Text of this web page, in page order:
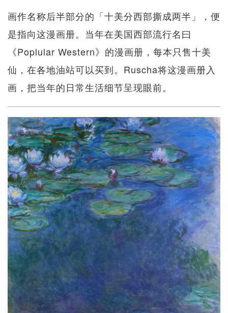
画作名称后半部分的「十美分西部撕成两半」，便
是指向这漫画册。当年在美国西部流行名曰
《Poplular Western》的漫画册，每本只售十美
仙，在各地油站可以买到。Ruscha将这漫画册入
画，把当年的日常生活细节呈现眼前。